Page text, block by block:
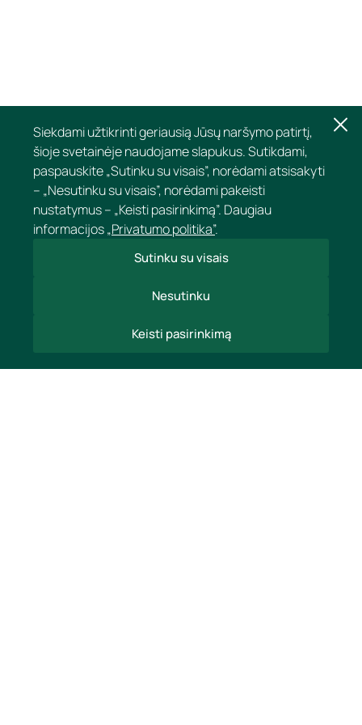
Siekdami užtikrinti geriausią Jūsų naršymo patirtį,
šioje svetainėje naudojame slapukus. Sutikdami,
paspauskite „Sutinku su visais”, norėdami atsisakyti
– „Nesutinku su visais”, norėdami pakeisti
nustatymus – „Keisti pasirinkimą”. Daugiau
informacijos„Privatumo politika”.
Sutinku su visais
Nesutinku
Keisti pasirinkimą